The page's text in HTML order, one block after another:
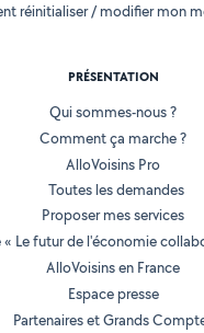
réinitialiser / modifier mon
PRÉSENTATION
Qui sommes-nous ?
Comment ça marche ?
AlloVoisins Pro
Toutes les demandes
Proposer mes services
« Le futur de l'économie
AlloVoisins en France
Espace presse
Partenaires et Grands